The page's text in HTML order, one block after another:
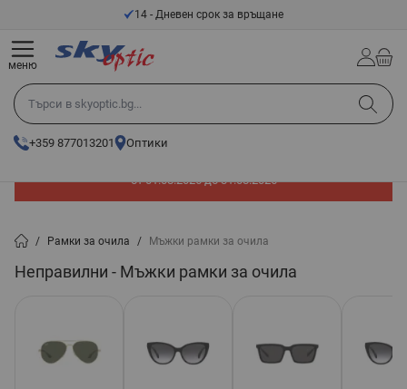
Прескачане към съдържанието14 - Дневен срок за връщане
Търси в skyoptic.bg...
+359 877013201 Оптики
меню
от 01.08.2026 до 31.08.2026
/ Рамки за очила / Мъжки рамки за очила
Неправилни - Мъжки рамки за очила